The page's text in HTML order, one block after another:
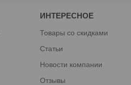
ИНТЕРЕСНОЕ
Товары со скидками
Статьи
Новости компании
Отзывы